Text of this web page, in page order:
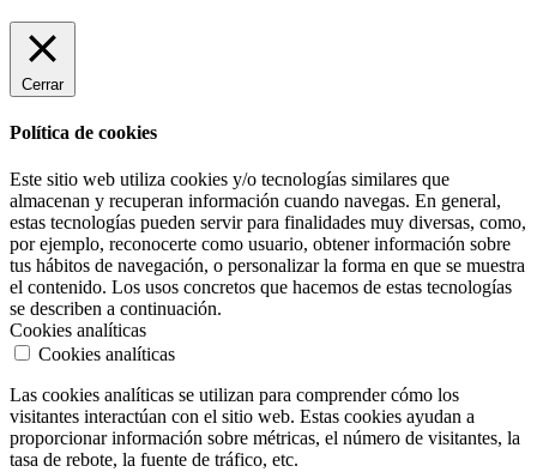
Cerrar
Política de cookies
Este sitio web utiliza cookies y/o tecnologías similares que
almacenan y recuperan información cuando navegas. En general,
estas tecnologías pueden servir para finalidades muy diversas, como,
por ejemplo, reconocerte como usuario, obtener información sobre
tus hábitos de navegación, o personalizar la forma en que se muestra
el contenido. Los usos concretos que hacemos de estas tecnologías
se describen a continuación.
Cookies analíticas
Cookies analíticas
Las cookies analíticas se utilizan para comprender cómo los
visitantes interactúan con el sitio web. Estas cookies ayudan a
proporcionar información sobre métricas, el número de visitantes, la
tasa de rebote, la fuente de tráfico, etc.